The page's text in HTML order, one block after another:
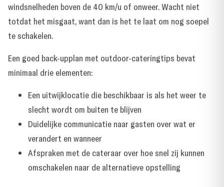
windsnelheden boven de 40 km/u of onweer. Wacht niet
totdat het misgaat, want dan is het te laat om nog soepel
te schakelen.
Een goed back-upplan met outdoor-cateringtips bevat
minimaal drie elementen:
Een uitwijklocatie die beschikbaar is als het weer te
slecht wordt om buiten te blijven
Duidelijke communicatie naar gasten over wat er
verandert en wanneer
Afspraken met de cateraar over hoe snel zij kunnen
omschakelen naar de alternatieve opstelling